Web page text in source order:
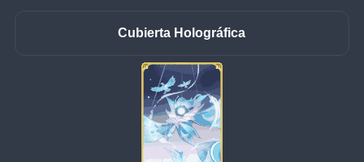
Cubierta Holográfica